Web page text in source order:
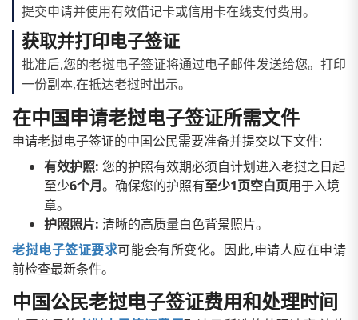
提交申请并使用有效借记卡或信用卡在线支付费用。
获取并打印电子签证
批准后,您的老挝电子签证将通过电子邮件发送给您。打印
一份副本,在抵达老挝时出示。
在中国申请老挝电子签证所需文件
申请老挝电子签证的中国公民需要准备并提交以下文件:
有效护照: 您的护照有效期必须自计划进入老挝之日起
至少6个月。确保您的护照有至少1页空白页用于入境
章。
护照照片: 清晰的高质量白色背景照片。
老挝电子签证要求可能会有所变化。因此,申请人应在申请
前检查最新条件。
中国公民老挝电子签证费用和处理时间